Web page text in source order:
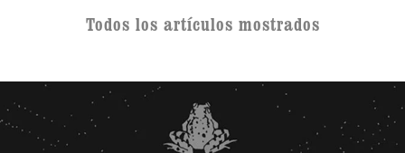
Todos los artículos mostrados